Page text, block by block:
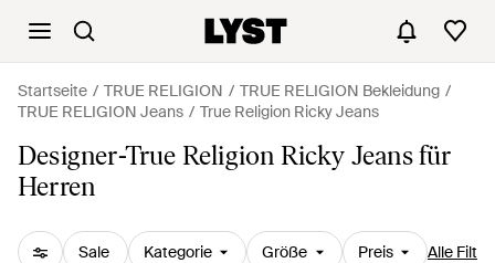
Startseite TRUE RELIGION
TRUE RELIGION Bekleidung
TRUE RELIGION Jeans
True Religion Ricky Jeans
Designer-True Religion Ricky Jeans für
Herren
Sale Kategorie Größe Preis Alle Filter